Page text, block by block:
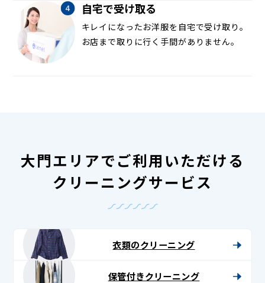
自宅で受け取る
キレイになったお洋服を自宅で受け取り。
お店まで取りに行く手間がありません。
大門エリアでご利用いただける
クリーニングサービス
衣類のクリーニング
保管付きクリーニング